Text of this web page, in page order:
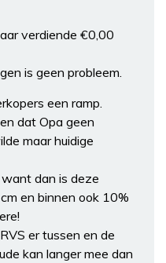
verdiende €0,00
is geen probleem.
een ramp.
dat Opa geen
maar huidige
dan is deze
en binnen ook 10%
er tussen en de
kan langer mee dan